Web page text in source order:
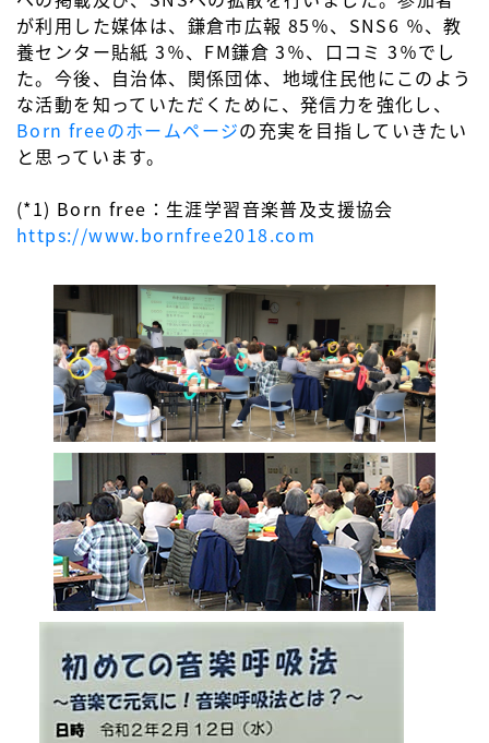
が利用した媒体は、鎌倉市広報 85％、SNS6 ％、教
養センター貼紙 3％、FM鎌倉 3％、口コミ 3％でし
た。今後、自治体、関係団体、地域住民他にこのよう
な活動を知っていただくために、発信力を強化し、
Born freeのホームページの充実を目指していきたい
と思っています。
(*1) Born free：生涯学習音楽普及支援協会
https://www.bornfree2018.com